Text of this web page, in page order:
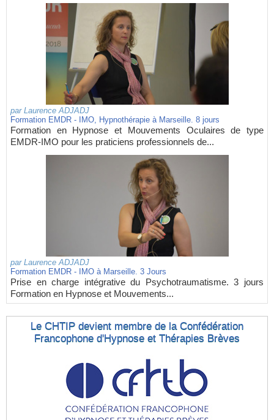
par Laurence ADJADJ
Formation EMDR - IMO, Hypnothérapie à Marseille. 8 jours
Formation en Hypnose et Mouvements Oculaires de type
EMDR-IMO pour les praticiens professionnels de...
par Laurence ADJADJ
Formation EMDR - IMO à Marseille. 3 Jours
Prise en charge intégrative du Psychotraumatisme. 3 jours
Formation en Hypnose et Mouvements...
Le CHTIP devient membre de la Confédération
Francophone d'Hypnose et Thérapies Brèves